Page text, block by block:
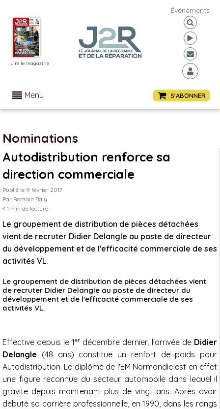
Lire le magazine
Événements
Menu S'ABONNER
Nominations
Autodistribution renforce sa
direction commerciale
Publié le 9 février 2017
Par Romain Baly
< 1 min de lecture
Le groupement de distribution de pièces détachées
vient de recruter Didier Delangle au poste de directeur
du développement et de l'efficacité commerciale de ses
activités VL.
Le groupement de distribution de pièces détachées vient
de recruter Didier Delangle au poste de directeur du
développement et de l'efficacité commerciale de ses
activités VL.
Effective depuis le 1er décembre dernier, l'arrivée de Didier
Delangle (48 ans) constitue un renfort de poids pour
Autodistribution. Le diplômé de l'EM Normandie est en effet
une figure reconnue du secteur automobile dans lequel il
gravite depuis maintenant plus de vingt ans. Après avoir
débuté sa carrière professionnelle, en 1990, dans les rangs